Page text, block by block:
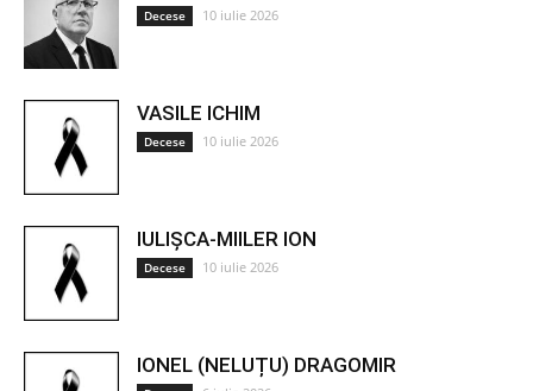
Decese 10 iulie 2026
VASILE ICHIM
Decese 10 iulie 2026
IULIȘCA-MIILER ION
Decese 10 iulie 2026
IONEL (NELUȚU) DRAGOMIR